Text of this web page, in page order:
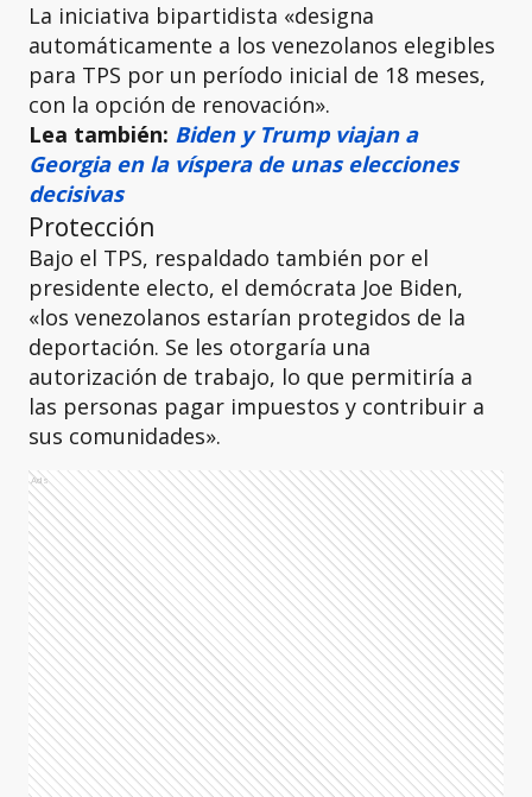
La iniciativa bipartidista «designa
automáticamente a los venezolanos elegibles
para TPS por un período inicial de 18 meses,
con la opción de renovación».
Lea también: Biden y Trump viajan a
Georgia en la víspera de unas elecciones
decisivas
Protección
Bajo el TPS, respaldado también por el
presidente electo, el demócrata Joe Biden,
«los venezolanos estarían protegidos de la
deportación. Se les otorgaría una
autorización de trabajo, lo que permitiría a
las personas pagar impuestos y contribuir a
sus comunidades».
Ads